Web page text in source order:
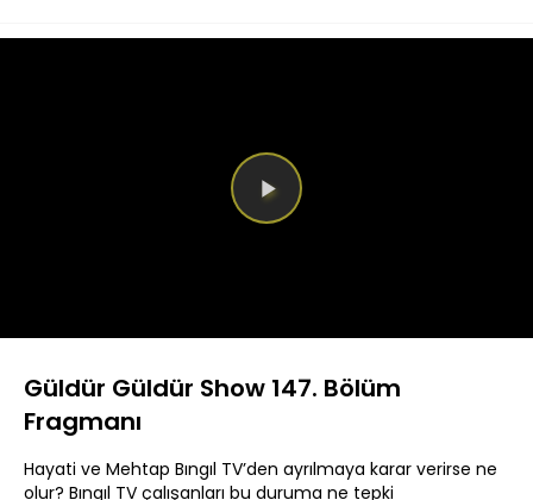
Videoyu
Güldür Güldür Show 147. Bölüm
Fragmanı
Hayati ve Mehtap Bıngıl TV’den ayrılmaya karar verirse ne
olur? Bıngıl TV çalışanları bu duruma ne tepki